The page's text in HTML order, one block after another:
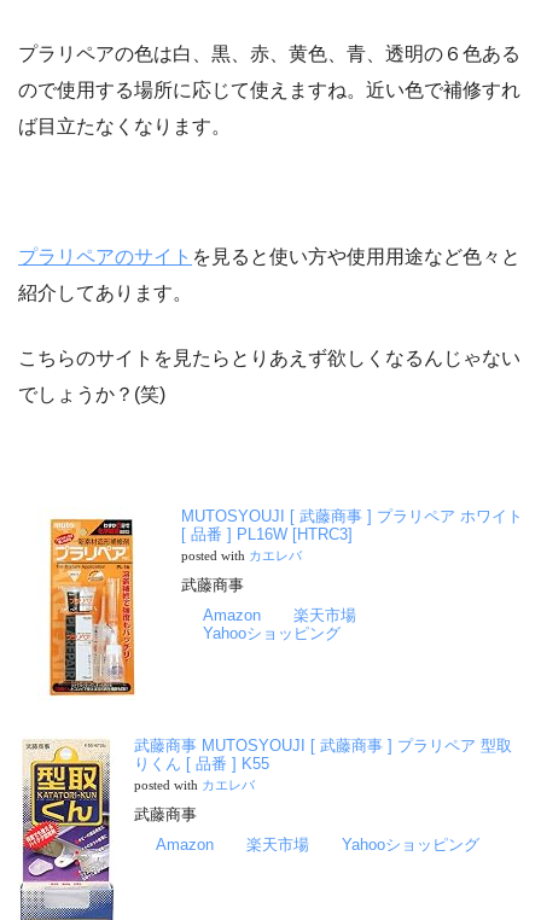
プラリペアの色は白、黒、赤、黄色、青、透明の６色ある
ので使用する場所に応じて使えますね。近い色で補修すれ
ば目立たなくなります。
プラリペアのサイト を見ると使い方や使用用途など色々と
紹介してあります。
こちらのサイトを見たらとりあえず欲しくなるんじゃない
でしょうか？(笑)
MUTOSYOUJI [ 武藤商事 ] プラリペア ホワイト
[ 品番 ] PL16W [HTRC3]
posted with カエレバ
武藤商事
Amazon
楽天市場
Yahooショッピング
武藤商事 MUTOSYOUJI [ 武藤商事 ] プラリペア 型取
りくん [ 品番 ] K55
posted with カエレバ
武藤商事
Amazon
楽天市場 Yahooショッピング